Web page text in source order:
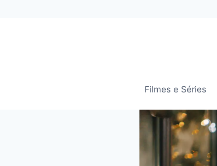
Filmes e Séries